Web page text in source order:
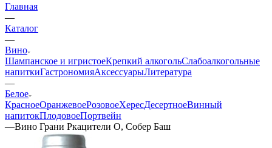
Главная
—
Каталог
—
Вино
Шампанское и игристоеКрепкий алкогольСлабоалкогольные
напиткиГастрономияАксессуарыЛитература
—
Белое
КрасноеОранжевоеРозовоеХересДесертноеВинный
напитокПлодовоеПортвейн
—Вино Грани Ркацители О, Собер Баш